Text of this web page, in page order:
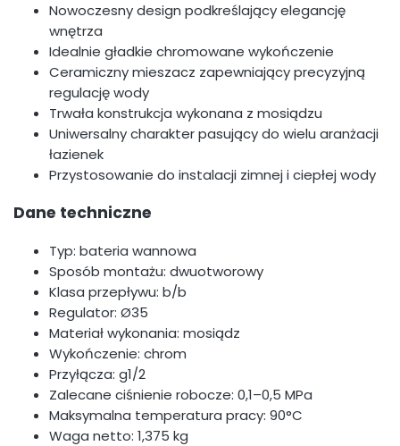
Nowoczesny design podkreślający elegancję
wnętrza
Idealnie gładkie chromowane wykończenie
Ceramiczny mieszacz zapewniający precyzyjną
regulację wody
Trwała konstrukcja wykonana z mosiądzu
Uniwersalny charakter pasujący do wielu aranżacji
łazienek
Przystosowanie do instalacji zimnej i ciepłej wody
Dane techniczne
Typ: bateria wannowa
Sposób montażu: dwuotworowy
Klasa przepływu: b/b
Regulator: Ø35
Materiał wykonania: mosiądz
Wykończenie: chrom
Przyłącza: g1/2
Zalecane ciśnienie robocze: 0,1–0,5 MPa
Maksymalna temperatura pracy: 90°C
Waga netto: 1,375 kg